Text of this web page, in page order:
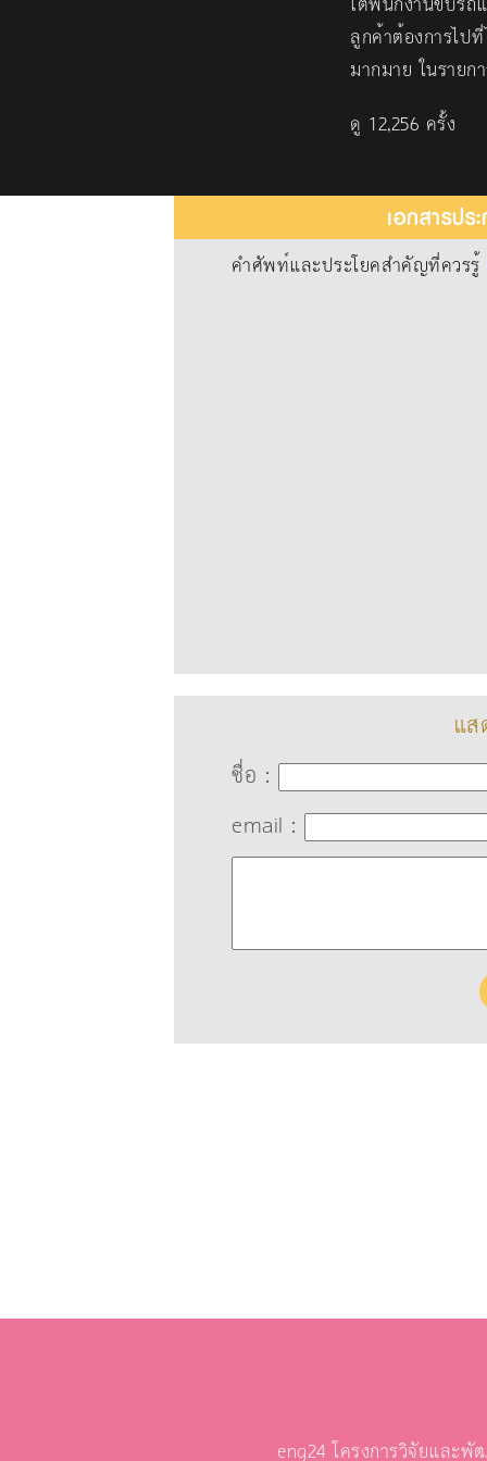
ลูกค้าต้องการไ
มากมาย ในราย
ดู 12,256 ครั้ง
เอกสารปร
คำศัพท์และประโยคสำคัญที่ควรรู้
แ
ชื่อ :
email :
eng24 โครงการวิจัยและพั